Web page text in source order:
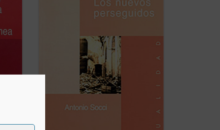
la
de
vida cada año en todo el mundo. El
balance es trágico: 160 000 víctimas al
los países árabes y Asia; 604 misioneros
asesinados en la década de 1990 en ...